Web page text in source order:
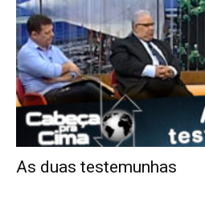
As duas testemunhas